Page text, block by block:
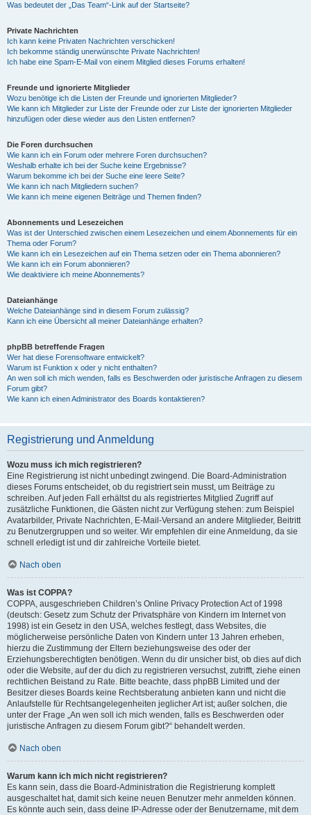
Was bedeutet der „Das Team“-Link auf der Startseite?
Private Nachrichten
Ich kann keine Privaten Nachrichten verschicken!
Ich bekomme ständig unerwünschte Private Nachrichten!
Ich habe eine Spam-E-Mail von einem Mitglied dieses Forums erhalten!
Freunde und ignorierte Mitglieder
Wozu benötige ich die Listen der Freunde und ignorierten Mitglieder?
Wie kann ich Mitglieder zur Liste der Freunde oder zur Liste der ignorierten Mitglieder
hinzufügen oder diese wieder aus den Listen entfernen?
Die Foren durchsuchen
Wie kann ich ein Forum oder mehrere Foren durchsuchen?
Weshalb erhalte ich bei der Suche keine Ergebnisse?
Warum bekomme ich bei der Suche eine leere Seite?
Wie kann ich nach Mitgliedern suchen?
Wie kann ich meine eigenen Beiträge und Themen finden?
Abonnements und Lesezeichen
Was ist der Unterschied zwischen einem Lesezeichen und einem Abonnements für ein
Thema oder Forum?
Wie kann ich ein Lesezeichen auf ein Thema setzen oder ein Thema abonnieren?
Wie kann ich ein Forum abonnieren?
Wie deaktiviere ich meine Abonnements?
Dateianhänge
Welche Dateianhänge sind in diesem Forum zulässig?
Kann ich eine Übersicht all meiner Dateianhänge erhalten?
phpBB betreffende Fragen
Wer hat diese Forensoftware entwickelt?
Warum ist Funktion x oder y nicht enthalten?
An wen soll ich mich wenden, falls es Beschwerden oder juristische Anfragen zu diesem
Forum gibt?
Wie kann ich einen Administrator des Boards kontaktieren?
Registrierung und Anmeldung
Wozu muss ich mich registrieren?
Eine Registrierung ist nicht unbedingt zwingend. Die Board-Administration
dieses Forums entscheidet, ob du registriert sein musst, um Beiträge zu
schreiben. Auf jeden Fall erhältst du als registriertes Mitglied Zugriff auf
zusätzliche Funktionen, die Gästen nicht zur Verfügung stehen: zum Beispiel
Avatarbilder, Private Nachrichten, E-Mail-Versand an andere Mitglieder, Beitritt
zu Benutzergruppen und so weiter. Wir empfehlen dir eine Anmeldung, da sie
schnell erledigt ist und dir zahlreiche Vorteile bietet.
Nach oben
Was ist COPPA?
COPPA, ausgeschrieben Children’s Online Privacy Protection Act of 1998
(deutsch: Gesetz zum Schutz der Privatsphäre von Kindern im Internet von
1998) ist ein Gesetz in den USA, welches festlegt, dass Websites, die
möglicherweise persönliche Daten von Kindern unter 13 Jahren erheben,
hierzu die Zustimmung der Eltern beziehungsweise des oder der
Erziehungsberechtigten benötigen. Wenn du dir unsicher bist, ob dies auf dich
oder die Website, auf der du dich zu registrieren versuchst, zutrifft, ziehe einen
rechtlichen Beistand zu Rate. Bitte beachte, dass phpBB Limited und der
Besitzer dieses Boards keine Rechtsberatung anbieten kann und nicht die
Anlaufstelle für Rechtsangelegenheiten jeglicher Art ist; außer solchen, die
unter der Frage „An wen soll ich mich wenden, falls es Beschwerden oder
juristische Anfragen zu diesem Forum gibt?“ behandelt werden.
Nach oben
Warum kann ich mich nicht registrieren?
Es kann sein, dass die Board-Administration die Registrierung komplett
ausgeschaltet hat, damit sich keine neuen Benutzer mehr anmelden können.
Es könnte auch sein, dass deine IP-Adresse oder der Benutzername, mit dem